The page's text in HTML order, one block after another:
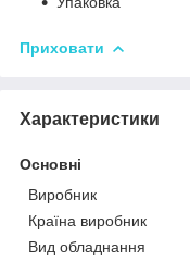
Приховати
Характеристики
Основні
Виробник
Країна виробник
Вид обладнання